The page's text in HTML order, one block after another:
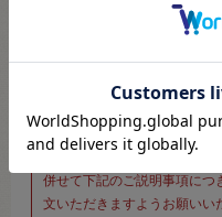
※新宿オカダヤ本店お取
こちらのページは、店頭にて
をご確認いただいた上でご
そのため、商品画像および詳
また、詳細につきましての
口では承っておりません。
併せて下記のご説明事項につ
文いただきますようお願いい